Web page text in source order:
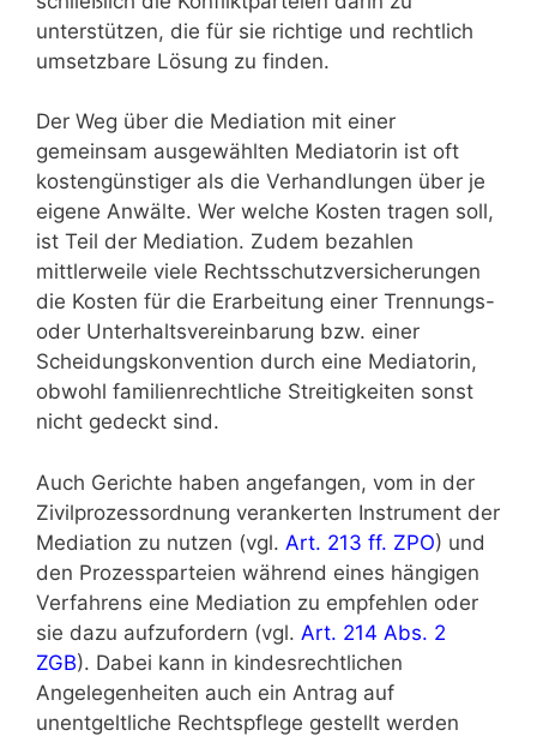
unterstützen, die für sie richtige und rechtlich
umsetzbare Lösung zu finden.
Der Weg über die Mediation mit einer
gemeinsam ausgewählten Mediatorin ist oft
kostengünstiger als die Verhandlungen über je
eigene Anwälte. Wer welche Kosten tragen soll,
ist Teil der Mediation. Zudem bezahlen
mittlerweile viele Rechtsschutzversicherungen
die Kosten für die Erarbeitung einer Trennungs-
oder Unterhaltsvereinbarung bzw. einer
Scheidungskonvention durch eine Mediatorin,
obwohl familienrechtliche Streitigkeiten sonst
nicht gedeckt sind.
Auch Gerichte haben angefangen, vom in der
Zivilprozessordnung verankerten Instrument der
Mediation zu nutzen (vgl. Art. 213 ff. ZPO) und
den Prozessparteien während eines hängigen
Verfahrens eine Mediation zu empfehlen oder
sie dazu aufzufordern (vgl. Art. 214 Abs. 2
ZGB). Dabei kann in kindesrechtlichen
Angelegenheiten auch ein Antrag auf
unentgeltliche Rechtspflege gestellt werden